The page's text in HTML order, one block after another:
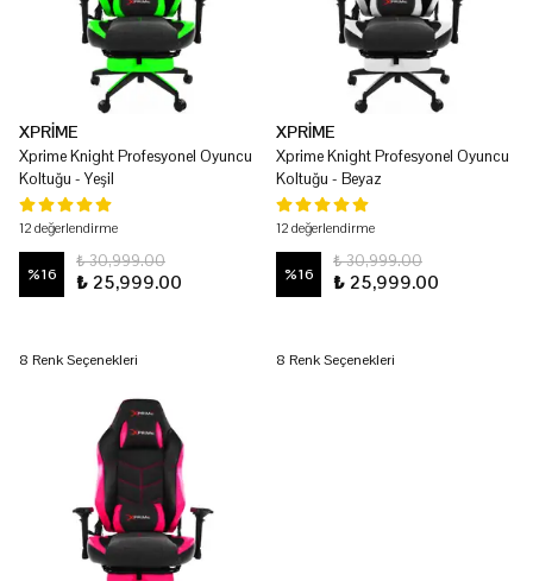
XPRİME
Xprime Knight Profesyonel Oyuncu
Koltuğu - Yeşil
12 değerlendirme
%16
₺ 30,999.00
₺ 25,999.00
8 Renk Seçenekleri
XPRİME
Xprime Knight Profesyonel Oyuncu
Koltuğu - Beyaz
12 değerlendirme
%16
₺ 30,999.00
₺ 25,999.00
8 Renk Seçenekleri